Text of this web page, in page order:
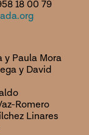
18 00 79
y Paula Mora
y David
Romero
Linares